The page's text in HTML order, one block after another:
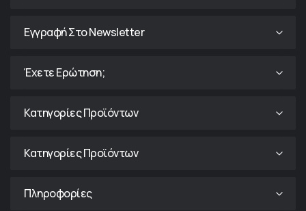
Εγγραφή Στο Newsletter
Έχετε Ερώτηση;
Κατηγορίες Προϊόντων
Κατηγορίες Προϊόντων
Πληροφορίες